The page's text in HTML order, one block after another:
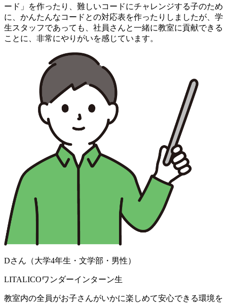
ード」を作ったり、難しいコードにチャレンジする子のため
に、かんたんなコードとの対応表を作ったりしましたが、学
生スタッフであっても、社員さんと一緒に教室に貢献できる
ことに、非常にやりがいを感じています。
Dさん（大学4年生・文学部・男性）
LITALICOワンダーインターン生
教室内の全員がお子さんがいかに楽しめて安心できる環境を